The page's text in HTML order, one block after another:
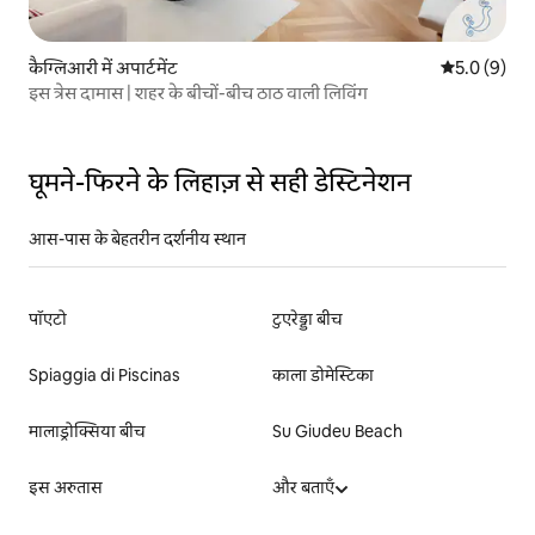
कैग्लिआरी में अपार्टमेंट औसत रेटिंग 5
5.0 (9)
इस त्रेस दामास | शहर के बीचों-बीच ठाठ वाली लिविंग
घूमने-फिरने के लिहाज़ से सही डेस्टिनेशन
आस-पास के बेहतरीन दर्शनीय स्थान
पॉएटो टुएरेड्डा बीच
Spiaggia di Piscinas काला डोमेस्टिका
मालाड्रोक्सिया बीच Su Giudeu Beach
इस अरुतास और बताएँ